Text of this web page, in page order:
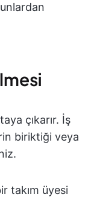
çıkarır. İş
biriktiği veya
takım üyesi